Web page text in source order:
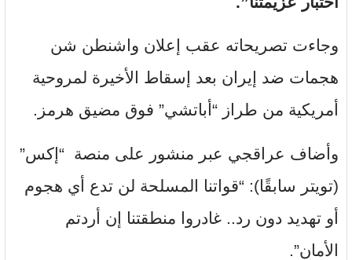
وجاءت تصريحاته عقب إعلان واشنطن شن
هجمات ضد إيران بعد إسقاط الأخيرة لمروحية
أمريكية من طراز “أباتشي” فوق مضيق هرمز.
وأضاف عراقجي عبر منشور على منصة “إكس”
(تويتر سابقًا): “قواتنا المسلحة لن تدع أي هجوم
أو تهديد دون رد.. غادروا منطقتنا إن أردتم
الأمان”.